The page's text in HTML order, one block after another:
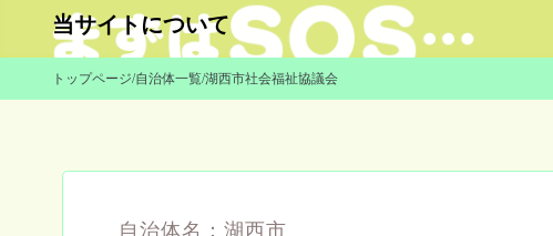
当サイトについて
トップページ/自治体一覧/湖西市社会福祉協議会
自治体名： 湖西市